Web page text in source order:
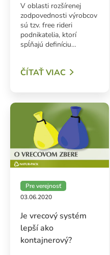
V oblasti rozšírenej
zodpovednosti výrobcov
sú tzv. free rideri
podnikatelia, ktorí
spĺňajú definíciu…
ČÍTAŤ VIAC
Pre verejnosť
03.06.2020
Je vrecový systém
lepší ako
kontajnerový?